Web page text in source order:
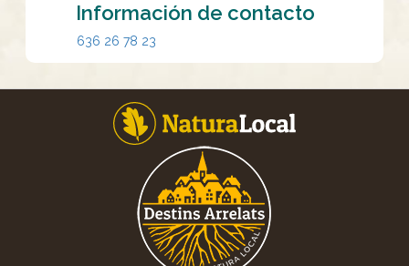
Información de contacto
636 26 78 23